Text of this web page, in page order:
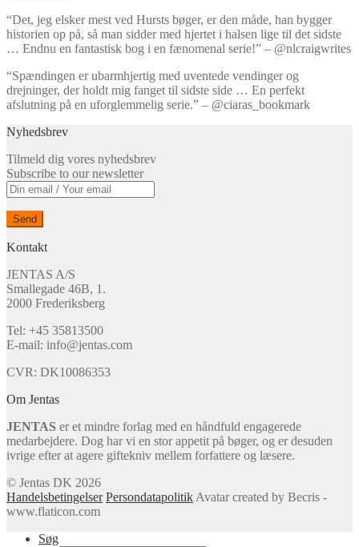
“Det, jeg elsker mest ved Hursts bøger, er den måde, han bygger
historien op på, så man sidder med hjertet i halsen lige til det sidste
… Endnu en fantastisk bog i en fænomenal serie!” – @nlcraigwrites
“Spændingen er ubarmhjertig med uventede vendinger og
drejninger, der holdt mig fanget til sidste side … En perfekt
afslutning på en uforglemmelig serie.” – @ciaras_bookmark
Nyhedsbrev
Tilmeld dig vores nyhedsbrev
Subscribe to our newsletter
Kontakt
JENTAS A/S
Smallegade 46B, 1.
2000 Frederiksberg
Tel: +45 35813500
E-mail: info@jentas.com
CVR: DK10086353
Om Jentas
JENTAS er et mindre forlag med en håndfuld engagerede
medarbejdere. Dog har vi en stor appetit på bøger, og er desuden
ivrige efter at agere giftekniv mellem forfattere og læsere.
© Jentas DK 2026
Handelsbetingelser Persondatapolitik Avatar created by Becris -
www.flaticon.com
Søg